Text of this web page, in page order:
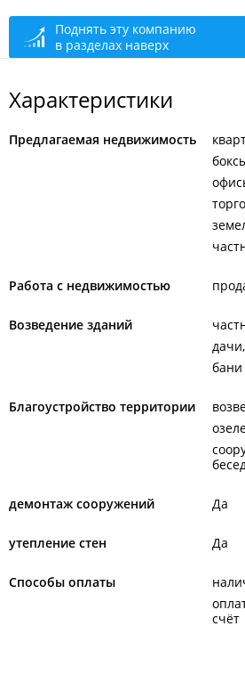
+7 (423) 269-19-11
сегодня закрыто
Поднять эту компанию
в разделах наверх
Характеристики
Предлагаемая недвижимость
Работа с недвижимостью
Возведение зданий
дачи
бани
Благоустройство территории
демонтаж сооружений Да
утепление стен Да
Способы оплаты
счёт